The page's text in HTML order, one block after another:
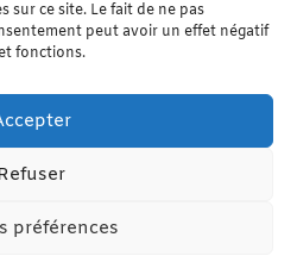
sur ce site. Le fait de ne pas
peut avoir un effet négatif
fonctions.
préférences
( 521710384)